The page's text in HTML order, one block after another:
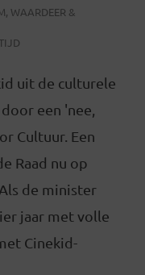
, WAARDEER &
uit de culturele
een 'nee,
Cultuur. Een
Raad nu op
de minister
jaar met volle
Cinekid-